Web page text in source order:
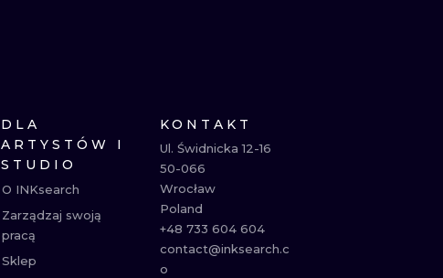
DLA
ARTYSTÓW I
STUDIO
O INKsearch
Zarządzaj swoją
pracą
Sklep
KONTAKT
Ul. Świdnicka 12-16
50-066
Wrocław
Poland
+48 733 604 604
contact@inksearch.c
o